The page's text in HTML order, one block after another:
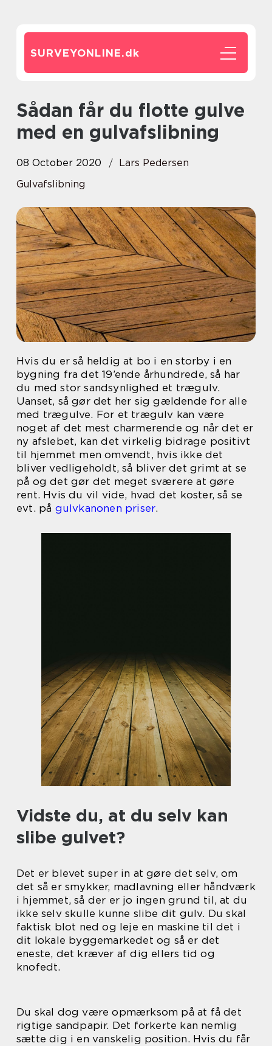
SURVEYONLINE.dk
Sådan får du flotte gulve
med en gulvafslibning
08 October 2020
Lars Pedersen
Gulvafslibning
Hvis du er så heldig at bo i en storby i en
bygning fra det 19’ende århundrede, så har
du med stor sandsynlighed et trægulv.
Uanset, så gør det her sig gældende for alle
med trægulve. For et trægulv kan være
noget af det mest charmerende og når det er
ny afslebet, kan det virkelig bidrage positivt
til hjemmet men omvendt, hvis ikke det
bliver vedligeholdt, så bliver det grimt at se
på og det gør det meget sværere at gøre
rent. Hvis du vil vide, hvad det koster, så se
evt. på gulvkanonen priser.
Vidste du, at du selv kan
slibe gulvet?
Det er blevet super in at gøre det selv, om
det så er smykker, madlavning eller håndværk
i hjemmet, så der er jo ingen grund til, at du
ikke selv skulle kunne slibe dit gulv. Du skal
faktisk blot ned og leje en maskine til det i
dit lokale byggemarkedet og så er det
eneste, det kræver af dig ellers tid og
knofedt.
Du skal dog være opmærksom på at få det
rigtige sandpapir. Det forkerte kan nemlig
sætte dig i en vanskelig position. Hvis du får